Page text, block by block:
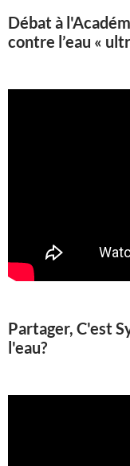
Débat à
contre l’eau «
Partager, C'est
l'eau?